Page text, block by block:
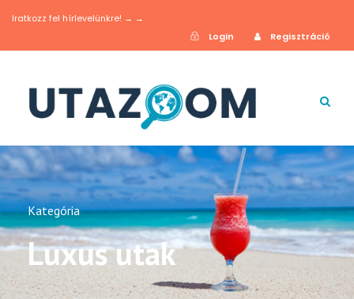
Iratkozz fel hírlevelünkre! → →
Login
Regisztráció
Kategória
Luxus utak